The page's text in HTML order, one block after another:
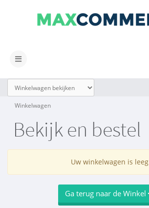
Navigatie
Winkelwagen
Bekijk en bestel
Uw winkelwagen is leeg
Ga terug naar de Winkel